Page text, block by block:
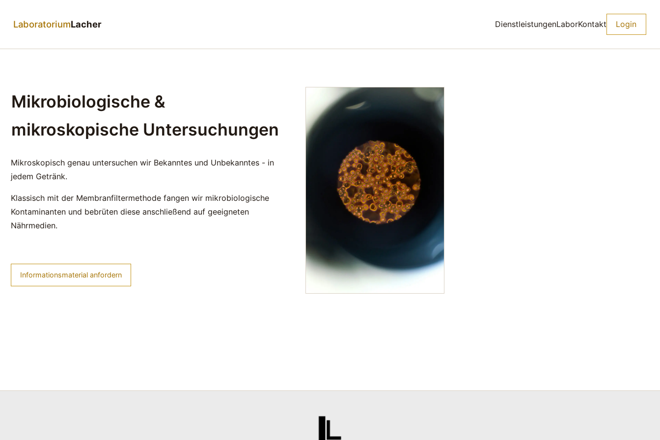
LaboratoriumLacher DienstleistungenLaborKontakt Login
Mikrobiologische &
mikroskopische Untersuchungen
Mikroskopisch genau untersuchen wir Bekanntes und Unbekanntes - in
jedem Getränk.
Klassisch mit der Membranfiltermethode fangen wir mikrobiologische
Kontaminanten und bebrüten diese anschließend auf geeigneten
Nährmedien.
Informationsmaterial anfordern